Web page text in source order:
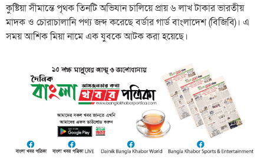
কুষ্টিয়া সীমান্তে পৃথক তিনটি অভিযান চালিয়ে প্রায় ৬ লাখ টাকার ভারতীয়
মাদক ও চোরাচালানি পণ্য জব্দ করেছে বর্ডার গার্ড বাংলাদেশ (বিজিবি)। এ
সময় আশিক মিয়া নামে এক যুবকে আটক করা হয়েছে।